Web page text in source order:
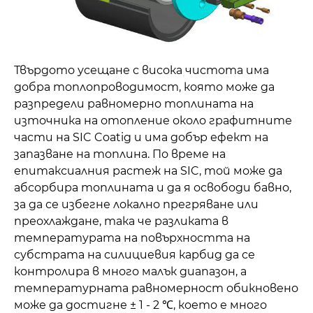
Твърдото усещане с висока чистота има
добра топлопроводимост, която може да
разпредели равномерно топлината на
източника на отопление около графитните
части на SIC Coatig и има добър ефект на
запазване на топлина. По време на
епитаксиалния растеж на SIC, той може да
абсорбира топлината и да я освободи бавно,
за да се избегне локално прегряване или
преохлаждане, така че разликата в
температурата на повърхността на
субстрата на силициевия карбид да се
контролира в много малък диапазон, а
температурната равномерност обикновено
може да достигне ± 1 - 2 ℃, което е много